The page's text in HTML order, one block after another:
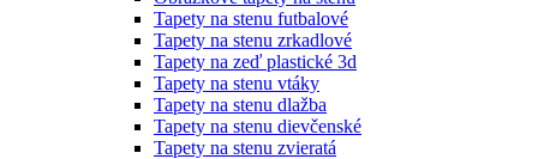
Tapety na stenu futbalové
Tapety na stenu zrkadlové
Tapety na zeď plastické 3d
Tapety na stenu vtáky
Tapety na stenu dlažba
Tapety na stenu dievčenské
Tapety na stenu zvieratá